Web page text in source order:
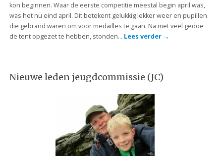
kon beginnen. Waar de eerste competitie meestal begin april was,
was het nu eind april. Dit betekent gelukkig lekker weer en pupillen
die gebrand waren om voor medailles te gaan. Na met veel gedoe
de tent opgezet te hebben, stonden… Lees verder →
Nieuwe leden jeugdcommissie (JC)